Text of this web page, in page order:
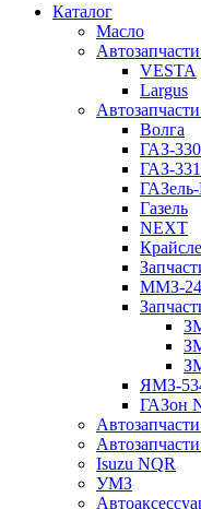
Каталог
Масло
VESTA
Largus
Волга
ГАЗ-
ГАЗ-
Газель
NEXT
ММЗ-
ЯМЗ-
ГАЗон
Isuzu NQR
УМЗ